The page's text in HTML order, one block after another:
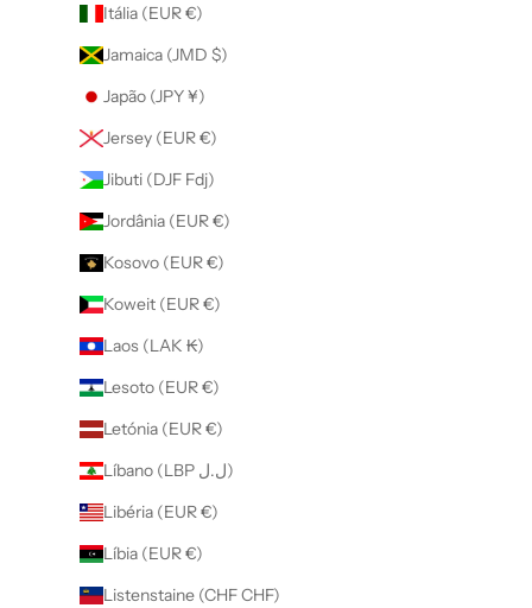
Itália (EUR €)
Jamaica (JMD $)
Japão (JPY ¥)
Jersey (EUR €)
Jibuti (DJF Fdj)
Jordânia (EUR €)
Kosovo (EUR €)
Koweit (EUR €)
Laos (LAK ₭)
Lesoto (EUR €)
Letónia (EUR €)
Líbano (LBP ل.ل)
Libéria (EUR €)
Líbia (EUR €)
Listenstaine (CHF CHF)